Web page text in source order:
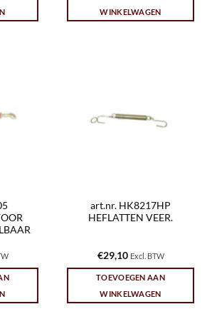
WINKELWAGEN
art.nr. HK8217HP
HEFLATTEN VEER.
€29,10 Excl. BTW
TOEVOEGEN AAN
WINKELWAGEN